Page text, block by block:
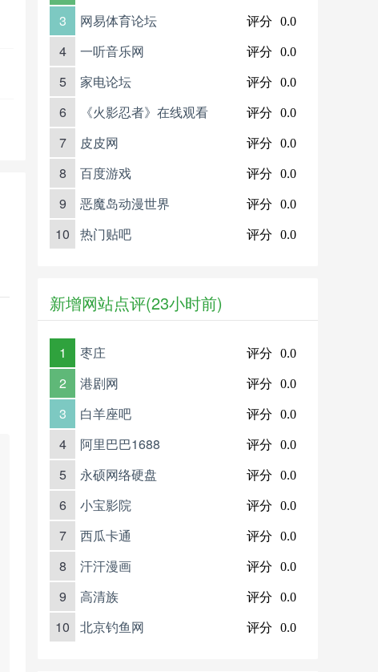
3 网易体育论坛 评分 0.0
4 一听音乐网 评分 0.0
5 家电论坛 评分 0.0
6 《火影忍者》在线观看 评分 0.0
7 皮皮网 评分 0.0
8 百度游戏 评分 0.0
9 恶魔岛动漫世界 评分 0.0
10 热门贴吧 评分 0.0
新增网站点评(23小时前)
1 枣庄 评分 0.0
2 港剧网 评分 0.0
3 白羊座吧 评分 0.0
4 阿里巴巴1688 评分 0.0
5 永硕网络硬盘 评分 0.0
6 小宝影院 评分 0.0
7 西瓜卡通 评分 0.0
8 汗汗漫画 评分 0.0
9 高清族 评分 0.0
10 北京钓鱼网 评分 0.0